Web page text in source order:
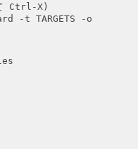
Ctrl-X)
-t TARGETS -o